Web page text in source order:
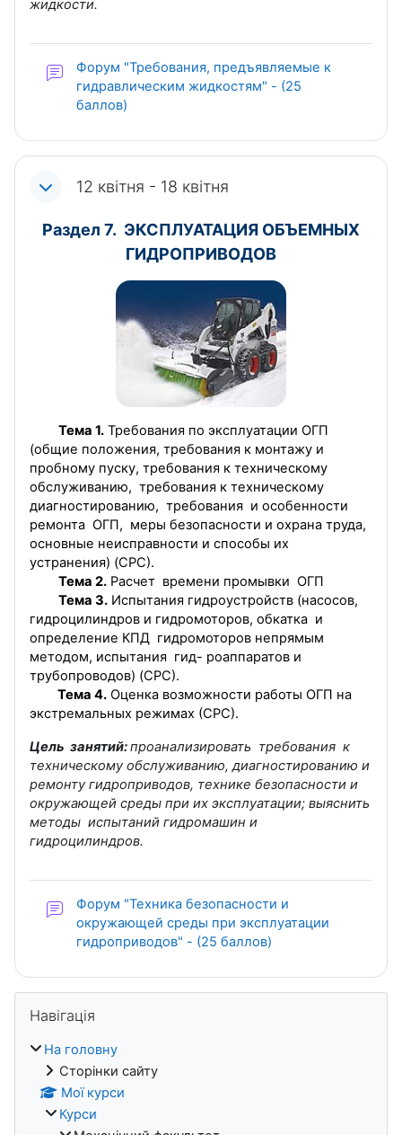
жидкости.
Форум "Требования, предъявляемые к
гидравлическим жидкостям" - (25
баллов)
12 квітня - 18 квітня
Раздел 7. ЭКСПЛУАТАЦИЯ ОБЪЕМНЫХ
ГИДРОПРИВОДОВ
Тема 1. Требования по эксплуатации ОГП
(общие положения, требования к монтажу и
пробному пуску, требования к техническому
обслуживанию, требования к техническому
диагностированию, требования и особенности
ремонта ОГП, меры безопасности и охрана труда,
основные неисправности и способы их
устранения) (СРС).
Тема 2. Расчет времени промывки ОГП
Тема 3. Испытания гидроустройств (насосов,
гидроцилиндров и гидромоторов, обкатка и
определение КПД гидромоторов непрямым
методом, испытания гид- роаппаратов и
трубопроводов) (СРС).
Тема 4. Оценка возможности работы ОГП на
экстремальных режимах (СРС).
Цель занятий:проанализировать требования к
техническому обслуживанию, диагностированию и
ремонту гидроприводов, технике безопасности и
окружающей среды при их эксплуатации; выяснить
методы испытаний гидромашин и
гидроцилиндров.
Форум "Техника безопасности и
окружающей среды при эксплуатации
гидроприводов" - (25 баллов)
Блоки
Навігація
На головну
Сторінки сайту
Мої курси
Курси